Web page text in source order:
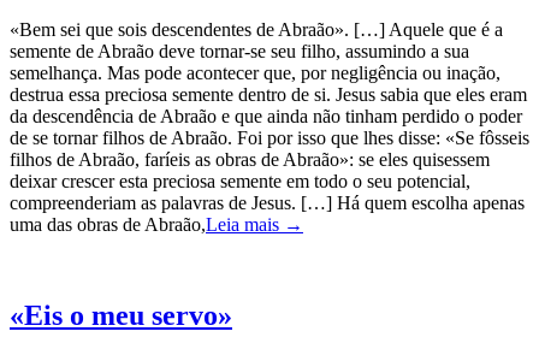
«Bem sei que sois descendentes de Abraão». […] Aquele que é a
semente de Abraão deve tornar-se seu filho, assumindo a sua
semelhança. Mas pode acontecer que, por negligência ou inação,
destrua essa preciosa semente dentro de si. Jesus sabia que eles eram
da descendência de Abraão e que ainda não tinham perdido o poder
de se tornar filhos de Abraão. Foi por isso que lhes disse: «Se fôsseis
filhos de Abraão, faríeis as obras de Abraão»: se eles quisessem
deixar crescer esta preciosa semente em todo o seu potencial,
compreenderiam as palavras de Jesus. […] Há quem escolha apenas
uma das obras de Abraão,Leia mais →
«Eis o meu servo»